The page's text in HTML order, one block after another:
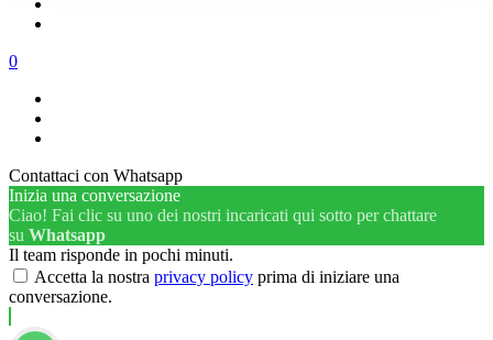
0
Contattaci con Whatsapp
Inizia una conversazione
Ciao! Fai clic su uno dei nostri incaricati qui sotto per chattare
su Whatsapp
Il team risponde in pochi minuti.
Accetta la nostra privacy policy prima di iniziare una
conversazione.